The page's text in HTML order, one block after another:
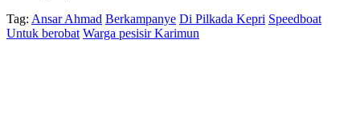
Tag: Ansar Ahmad Berkampanye Di Pilkada Kepri Speedboat
Untuk berobat Warga pesisir Karimun